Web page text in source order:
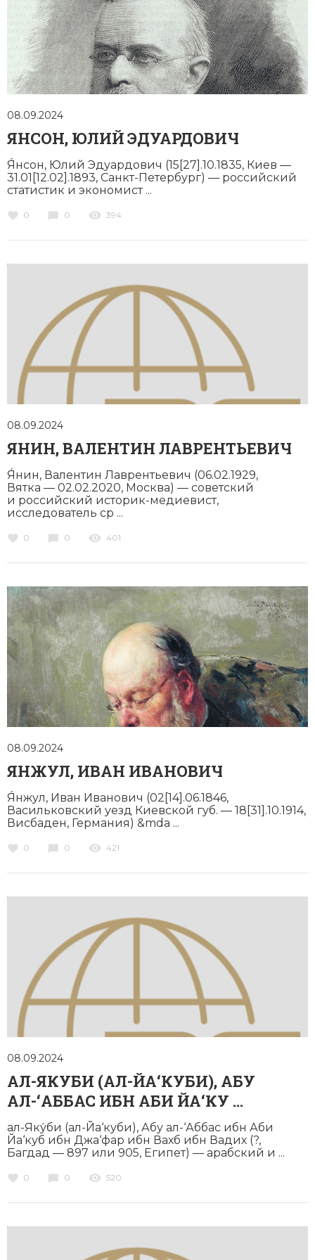
Новая история
Новейшая история
Нумизматика
Общественные объединения и организации
Политическая история
Россия
Северная Америка
Социально-экономическая история
Специальные исторические дисциплины
СССР
08.09.2024
ЯНСОН, ЮЛИЙ ЭДУАРДОВИЧ
Я́нсон, Юлий Эдуардович (15[27].10.1835, Киев —
31.01[12.02].1893, Санкт-Петербург) — российский
статистик и экономист ...
0 0 394
08.09.2024
ЯНИН, ВАЛЕНТИН ЛАВРЕНТЬЕВИЧ
Я́нин, Валентин Лаврентьевич (06.02.1929,
Вятка — 02.02.2020, Москва) — советский
и российский историк-медиевист,
исследователь ср ...
0 0 401
08.09.2024
ЯНЖУЛ, ИВАН ИВАНОВИЧ
Я́нжул, Иван Иванович (02[14].06.1846,
Васильковский уезд Киевской губ. — 18[31].10.1914,
Висбаден, Германия) &mda ...
0 0 421
08.09.2024
АЛ-ЯКУБИ (АЛ-ЙА‘КУБИ), АБУ
АЛ-‘АББАС ИБН АБИ ЙА‘КУ ...
ал-Яку́би (ал-Йа‘куби), Абу ал-‘Аббас ибн Аби
Йа‘куб ибн Джа‘фар ибн Вахб ибн Вадих (?,
Багдад — 897 или 905, Египет) — арабский и ...
0 0 520